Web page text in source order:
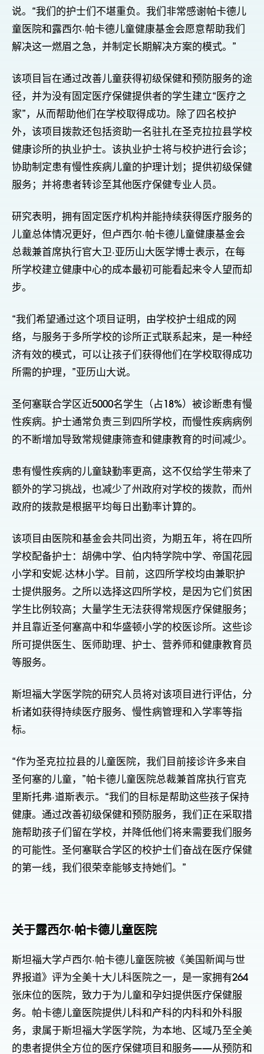
说。“我们的护士们不堪重负。我们非常感谢帕卡德儿
童医院和露西尔·帕卡德儿童健康基金会愿意帮助我们
解决这一燃眉之急，并制定长期解决方案的模式。”
该项目旨在通过改善儿童获得初级保健和预防服务的途
径，并为没有固定医疗保健提供者的学生建立“医疗之
家”，从而帮助他们在学校取得成功。除了四名校护
外，该项目拨款还包括资助一名驻扎在圣克拉拉县学校
健康诊所的执业护士。该执业护士将与校护进行会诊；
协助制定患有慢性疾病儿童的护理计划；提供初级保健
服务；并将患者转诊至其他医疗保健专业人员。
研究表明，拥有固定医疗机构并能持续获得医疗服务的
儿童总体情况更好，但卢西尔·帕卡德儿童健康基金会
总裁兼首席执行官大卫·亚历山大医学博士表示，在每
所学校建立健康中心的成本最初可能看起来令人望而却
步。
“我们希望通过这个项目证明，由学校护士组成的网
络，与服务于多所学校的诊所正式联系起来，是一种经
济有效的模式，可以让孩子们获得他们在学校取得成功
所需的护理，”亚历山大说。
圣何塞联合学区近5000名学生（占18%）被诊断患有慢
性疾病。护士通常负责三到四所学校，而慢性疾病病例
的不断增加导致常规健康筛查和健康教育的时间减少。
患有慢性疾病的儿童缺勤率更高，这不仅给学生带来了
额外的学习挑战，也减少了州政府对学校的拨款，而州
政府的拨款是根据平均每日出勤率计算的。
该项目由医院和基金会共同出资，为期五年，将在四所
学校配备护士：胡佛中学、伯内特学院中学、帝国花园
小学和安妮·达林小学。目前，这四所学校均由兼职护
士提供服务。之所以选择这四所学校，是因为它们贫困
学生比例较高；大量学生无法获得常规医疗保健服务；
并且靠近圣何塞高中和华盛顿小学的校医诊所。这些诊
所可提供医生、医师助理、护士、营养师和健康教育员
等服务。
斯坦福大学医学院的研究人员将对该项目进行评估，分
析诸如获得持续医疗服务、慢性病管理和入学率等指
标。
“作为圣克拉拉县的儿童医院，我们目前接诊许多来自
圣何塞的儿童，”帕卡德儿童医院总裁兼首席执行官克
里斯托弗·道斯表示。“我们的目标是帮助这些孩子保持
健康。通过改善初级保健和预防服务，我们正在采取措
施帮助孩子们留在学校，并降低他们将来需要我们服务
的可能性。圣何塞联合学区的校护士们奋战在医疗保健
的第一线，我们很荣幸能够支持她们。”
关于露西尔·帕卡德儿童医院
斯坦福大学卢西尔·帕卡德儿童医院被《美国新闻与世
界报道》评为全美十大儿科医院之一，是一家拥有264
张床位的医院，致力于为儿童和孕妇提供医疗保健服
务。帕卡德儿童医院提供儿科和产科的内科和外科服
务，隶属于斯坦福大学医学院，为本地、区域乃至全美
的患者提供全方位的医疗保健项目和服务——从预防和